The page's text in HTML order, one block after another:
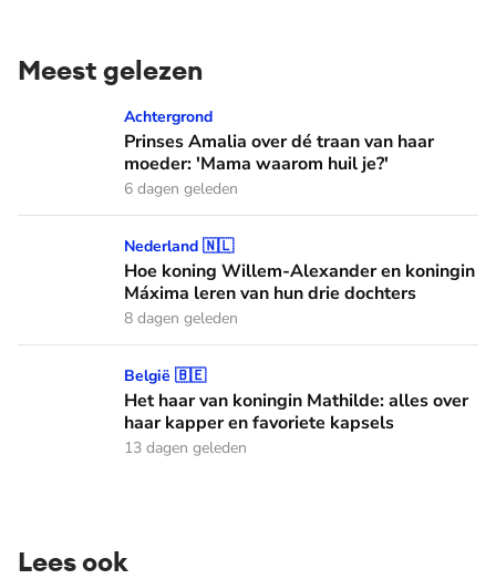
Meest gelezen
Prinses Amalia over dé traan van haar moeder: 'Mama
Achtergrond
Prinses Amalia over dé traan van haar
moeder: 'Mama waarom huil je?'
6 dagen geleden
Hoe koning Willem-Alexander en koningin Máxima leren
Nederland 🇳🇱
Hoe koning Willem-Alexander en koningin
Máxima leren van hun drie dochters
8 dagen geleden
Het haar van koningin Mathilde: alles over haar kapper en
België 🇧🇪
Het haar van koningin Mathilde: alles over
haar kapper en favoriete kapsels
13 dagen geleden
Lees ook